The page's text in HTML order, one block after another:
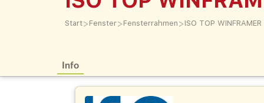
Start> Fenster> Fensterrahmen > ISO TOP
Info